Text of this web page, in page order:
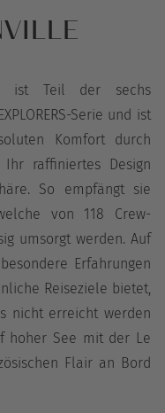
ist Teil der sechs
Serie und ist
Komfort durch
raffiniertes Design
So empfängt sie
von 118 Crew-
umsorgt werden. Auf
Erfahrungen
Reiseziele bietet,
nicht erreicht werden
hoher See mit der Le
Flair an Bord